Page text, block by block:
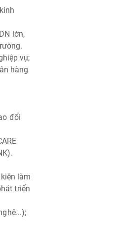
lớn,
vụ;
hàng
đổi
làm
triển